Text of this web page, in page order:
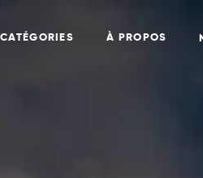
CATÉGORIES À PROPOS